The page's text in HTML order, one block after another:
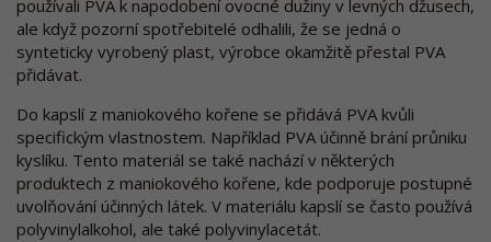
používali PVA k napodobení ovocné dužiny v levných džusech,
ale když pozorní spotřebitelé odhalili, že se jedná o
synteticky vyrobený plast, výrobce okamžitě přestal PVA
přidávat.
Do kapslí z maniokového kořene se přidává PVA kvůli
specifickým vlastnostem. Například PVA účinně brání průniku
kyslíku. Tento materiál se také nachází v některých
produktech z maniokového kořene, kde podporuje postupné
uvolňování účinných látek. V materiálu kapslí se často používá
polyvinylalkohol, ale také polyvinylacetát.